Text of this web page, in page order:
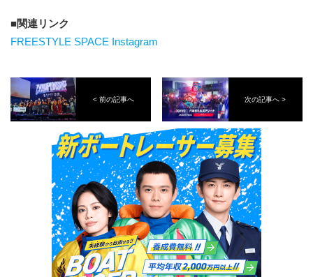
関連リンク
FREESTYLE SPACE Instagram
< 前の記事へ 次の記事へ >